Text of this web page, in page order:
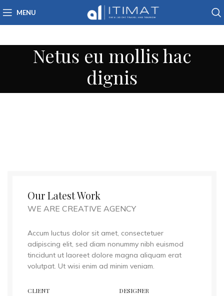
MENU
Netus eu mollis hac
dignis
Our Latest Work
WE ARE CREATIVE AGENCY
Accum luctus dolor sit amet, consectetuer
adipiscing elit, sed diam nonummy nibh euismod
tincidunt ut laoreet dolore magna aliquam erat
volutpat. Ut wisi enim ad minim veniam.
CLIENT DESIGNER